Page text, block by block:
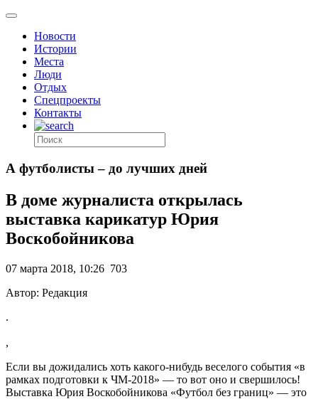
Новости
Истории
Места
Люди
Отдых
Спецпроекты
Контакты
А футболисты – до лучших дней
В доме журналиста открылась
выставка карикатур Юрия
Воскобойникова
07 марта 2018, 10:26 703
Автор: Редакция
.
,
Если вы дожидались хоть какого-нибудь веселого события «в
рамках подготовки к ЧМ-2018» — то вот оно и свершилось!
Выставка Юрия Воскобойникова «Футбол без границ» — это